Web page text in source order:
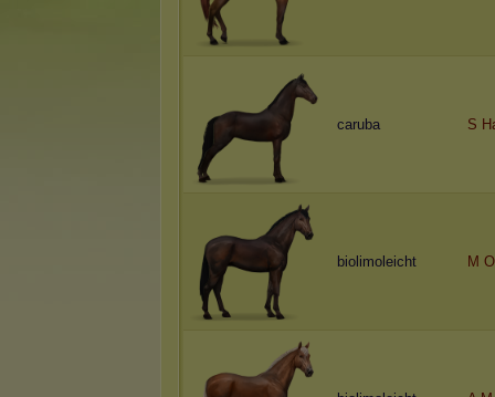
caruba S
biolimoleicht M